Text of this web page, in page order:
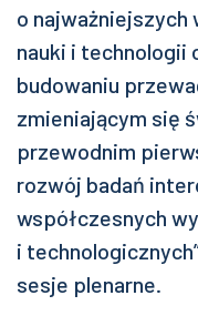
o najważniejszych
nauki i technologii
budowaniu
zmieniającym się
przewodnim
rozwój badań
współczesnych
i
sesje plenarne.